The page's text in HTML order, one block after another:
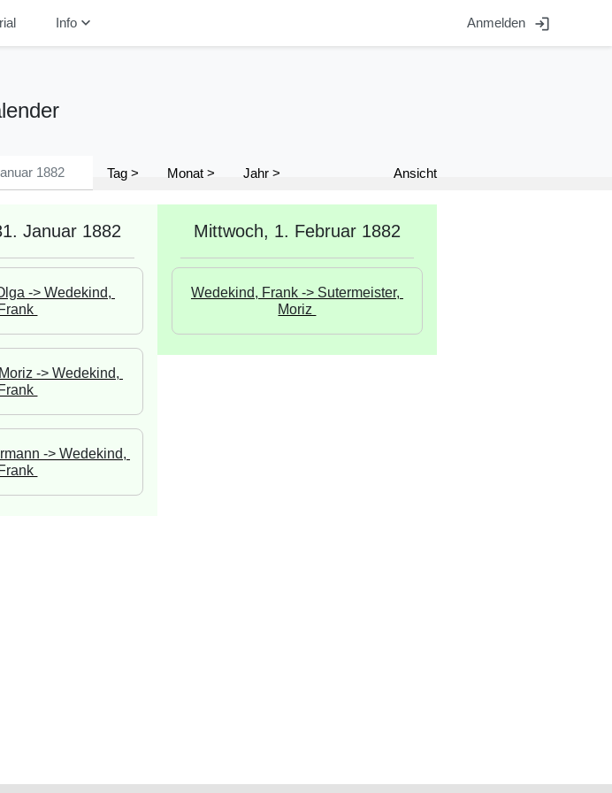
Infokeyboard_arrow_down Anmelden login
Tag > Monat > Jahr > Ansicht
Januar 1882
-> Wedekind,
Frank
-> Wedekind,
Frank
-> Wedekind,
Frank
Mittwoch, 1. Februar 1882
Wedekind, Frank -> Sutermeister,
Moriz